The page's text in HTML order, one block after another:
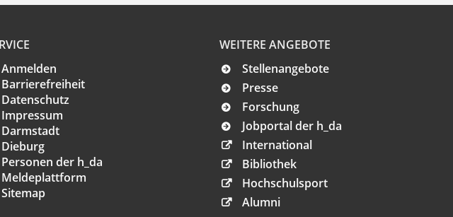
Anmelden
Barrierefreiheit
Datenschutz
Impressum
Darmstadt
Dieburg
Personen der h_da
Meldeplattform
Sitemap
WEITERE ANGEBOTE
Stellenangebote
Presse
Forschung
Jobportal der h_da
International
Bibliothek
Hochschulsport
Alumni